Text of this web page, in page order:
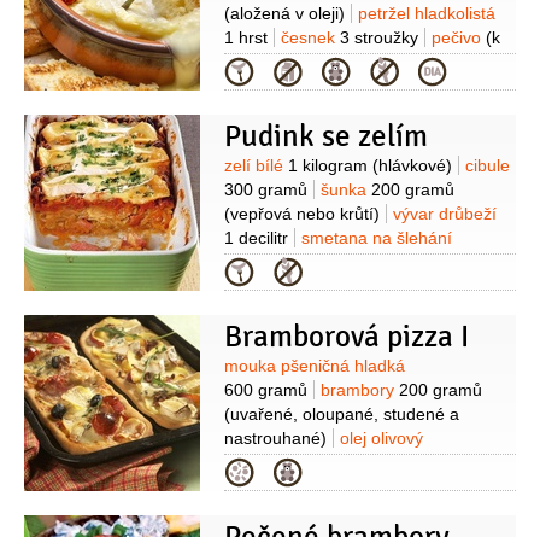
(aložená v oleji)
petržel hladkolistá
1 hrst
česnek 3 stroužky pečivo (k
podávání)
Kategorie
Pudink se zelím
Suroviny
zelí bílé 1 kilogram (hlávkové)
cibule
300 gramů
šunka 200 gramů
(vepřová nebo krůtí)
vývar drůbeží
1 decilitr
smetana na šlehání
1 decilitr
80 gramů
ocet2 lžíce
cukr krupice
Kategorie
Bramborová pizza I
Suroviny
mouka pšeničná hladká
600 gramů
brambory 200 gramů
(uvařené, oloupané, studené a
nastrouhané)
olej olivový
2 lžíce
droždí
1/2lžičky Na náplň 1: brambory
Kategorie